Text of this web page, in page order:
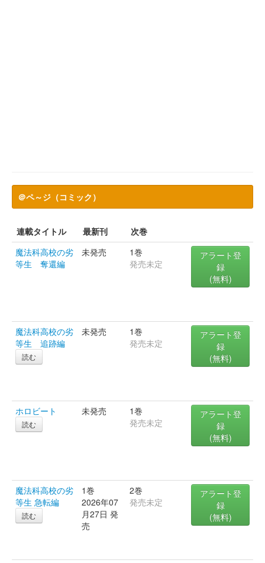
＠ペ～ジ（コミック）
連載タイトル 最新刊
次巻
魔法科高校の劣
等生 奪還編
未発売
1巻
発売未定
アラート登
録
(無料)
魔法科高校の劣
等生 追跡編
読む
未発売
1巻
発売未定
アラート登
録
(無料)
ホロビート
読む
未発売
1巻
発売未定
アラート登
録
(無料)
魔法科高校の劣
等生 急転編
読む
1巻
2026年07
月27日 発
売
2巻
発売未定
アラート登
録
(無料)